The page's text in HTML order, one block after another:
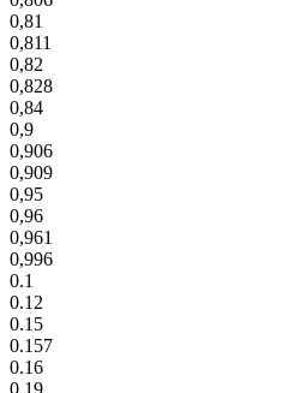
0,81
0,811
0,82
0,828
0,84
0,9
0,906
0,909
0,95
0,96
0,961
0,996
0.1
0.12
0.15
0.157
0.16
0.19